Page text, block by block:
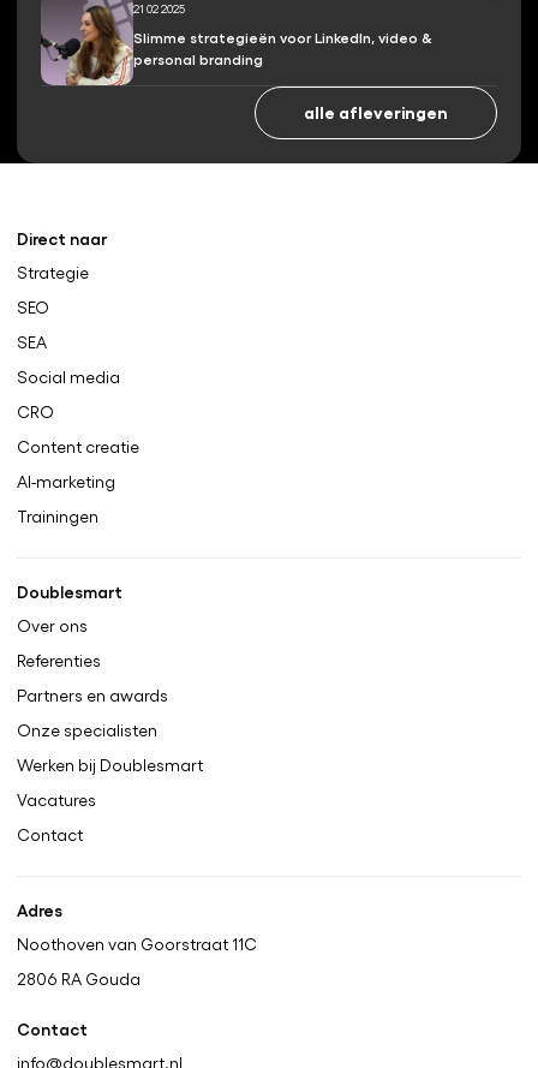
21 02 2025
Slimme strategieën voor LinkedIn, video &
personal branding
alle afleveringen
Direct naar
Strategie
SEO
SEA
Social media
CRO
Content creatie
AI-marketing
Trainingen
Doublesmart
Over ons
Referenties
Partners en awards
Onze specialisten
Werken bij Doublesmart
Vacatures
Contact
Adres
Noothoven van Goorstraat 11C
2806 RA Gouda
Contact
info@doublesmart.nl